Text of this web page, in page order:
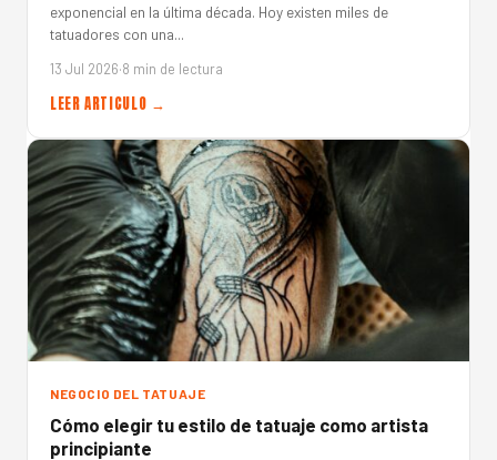
exponencial en la última década. Hoy existen miles de
tatuadores con una...
13 Jul 2026·8 min de lectura
LEER ARTICULO →
NEGOCIO DEL TATUAJE
Cómo elegir tu estilo de tatuaje como artista
principiante